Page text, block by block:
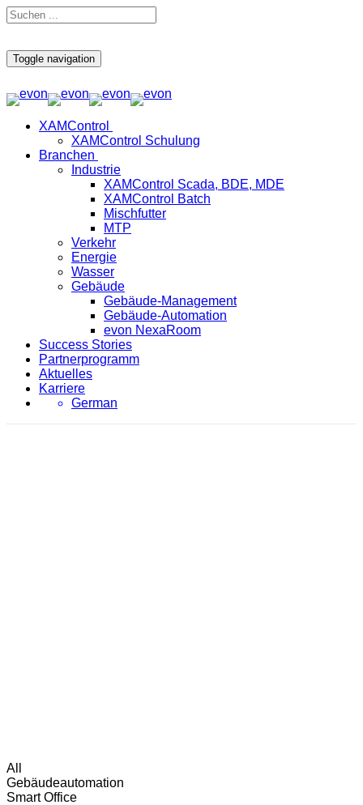
Toggle navigation
XAMControl
XAMControl Schulung
Branchen
Industrie
XAMControl Scada, BDE, MDE
XAMControl Batch
Mischfutter
MTP
Verkehr
Energie
Wasser
Gebäude
Gebäude-Management
Gebäude-Automation
evon NexaRoom
Success Stories
Partnerprogramm
Aktuelles
Karriere
German
All
Gebäudeautomation
Smart Office